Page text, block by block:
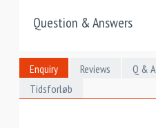
Question & Answers
Enquiry Reviews Q & A
Tidsforløb